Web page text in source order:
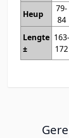
Heup
79-
84
Lengte
±
163-
172